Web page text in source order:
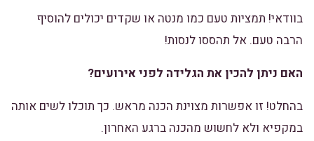
בוודאי! תמציות טעם כמו מנטה או שקדים יכולים להוסיף
הרבה טעם. אל תהססו לנסות!
האם ניתן להכין את הגלידה לפני אירועים?
בהחלט! זו אפשרות מצוינת הכנה מראש. כך תוכלו לשים אותה
במקפיא ולא לחשוש מהכנה ברגע האחרון.